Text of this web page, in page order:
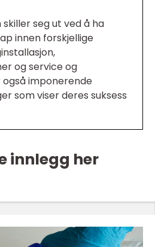
seg ut ved å ha
innen forskjellige
og service og
også imponerende
som viser deres suksess
innlegg her